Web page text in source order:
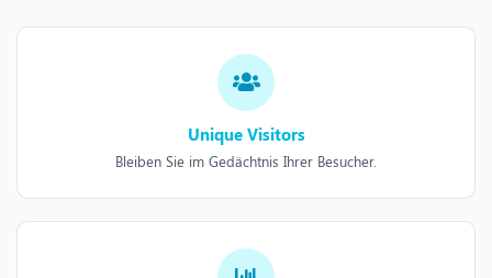
Unique Visitors
Bleiben Sie im Gedächtnis Ihrer Besucher.